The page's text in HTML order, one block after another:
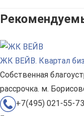
ЖК ВЕЙВ. Квартал
Собственная
рассрочка. м.
+7(495) 021-55-73